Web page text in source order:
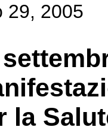
29, 2005
la